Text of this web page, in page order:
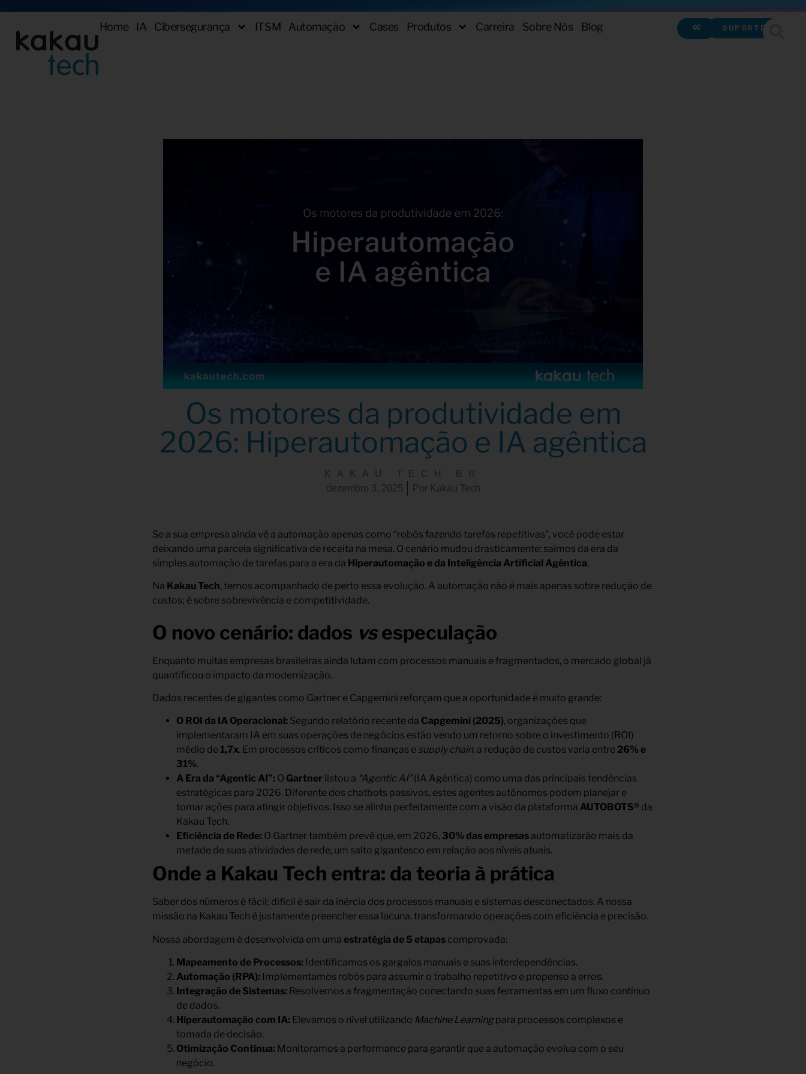
Home IA Cibersegurança ITSM Automação Cases Produtos Carreira Sobre Nós Blog SUPORTE
Os motores da produtividade em
2026: Hiperautomação e IA agêntica
KAKAU TECH BR
dezembro 3, 2025
PorKakau Tech
Se a sua empresa ainda vê a automação apenas como “robôs fazendo tarefas repetitivas”, você pode estar
deixando uma parcela significativa de receita na mesa. O cenário mudou drasticamente: saímos da era da
simples automação de tarefas para a era da Hiperautomação e da Inteligência Artificial Agêntica.
Na Kakau Tech, temos acompanhado de perto essa evolução. A automação não é mais apenas sobre redução de
custos; é sobre sobrevivência e competitividade.
O novo cenário: dados vsespeculação
Enquanto muitas empresas brasileiras ainda lutam com processos manuais e fragmentados, o mercado global já
quantificou o impacto da modernização.
Dados recentes de gigantes como Gartner e Capgemini reforçam que a oportunidade é muito grande:
O ROI da IA Operacional: Segundo relatório recente da Capgemini (2025), organizações que
implementaram IA em suas operações de negócios estão vendo um retorno sobre o investimento (ROI)
médio de 1,7x. Em processos críticos como finanças e supply chain, a redução de custos varia entre 26% e
31%.
A Era da “Agentic AI”: O Gartner listou a “Agentic AI”(IA Agêntica) como uma das principais tendências
estratégicas para 2026. Diferente dos chatbots passivos, estes agentes autônomos podem planejar e
tomar ações para atingir objetivos. Isso se alinha perfeitamente com a visão da plataforma AUTOBOTS® da
Kakau Tech.
Eficiência de Rede: O Gartner também prevê que, em 2026, 30% das empresas automatizarão mais da
metade de suas atividades de rede, um salto gigantesco em relação aos níveis atuais.
Onde a Kakau Tech entra: da teoria à prática
Saber dos números é fácil; difícil é sair da inércia dos processos manuais e sistemas desconectados. A nossa
missão na Kakau Tech é justamente preencher essa lacuna, transformando operações com eficiência e precisão.
Nossa abordagem é desenvolvida em uma estratégia de 5 etapas comprovada:
Mapeamento de Processos: Identificamos os gargalos manuais e suas interdependências.
Automação (RPA): Implementamos robôs para assumir o trabalho repetitivo e propenso a erros.
Integração de Sistemas: Resolvemos a fragmentação conectando suas ferramentas em um fluxo contínuo
de dados.
Hiperautomação com IA: Elevamos o nível utilizando Machine Learningpara processos complexos e
tomada de decisão.
Otimização Contínua: Monitoramos a performance para garantir que a automação evolua com o seu
negócio.